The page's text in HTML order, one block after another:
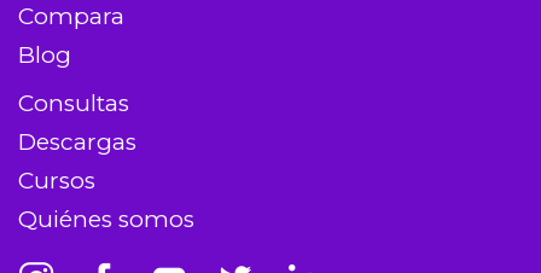
Compara
Blog
Consultas
Descargas
Cursos
Quiénes somos